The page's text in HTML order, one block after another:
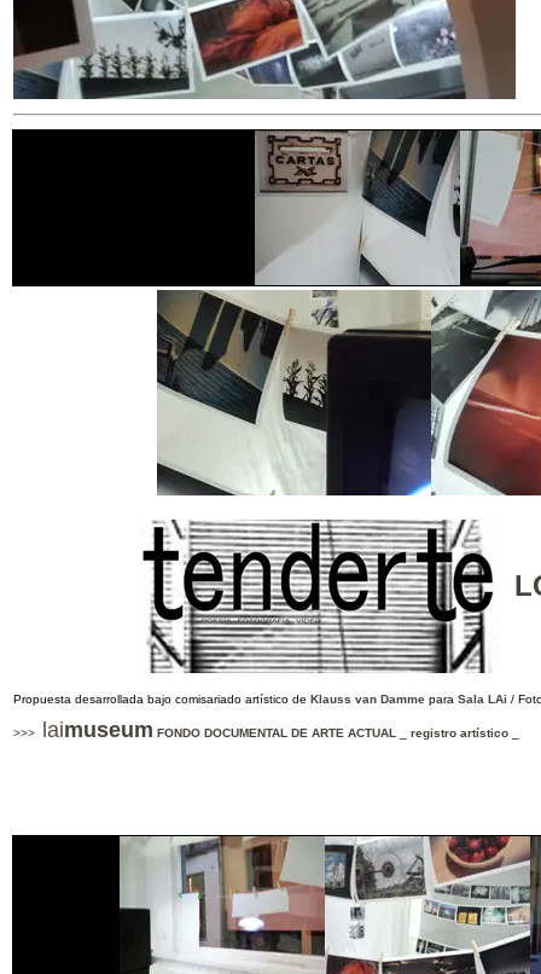
Propuesta desarrollada bajo comisariado artístico de Klauss van Damme para Sala LAi /
>>> laimuseum FONDO DOCUMENTAL DE ARTE ACTUAL registro artístico